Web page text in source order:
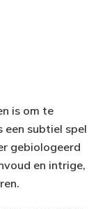
is om te
een subtiel spel
gebiologeerd
en intrige,